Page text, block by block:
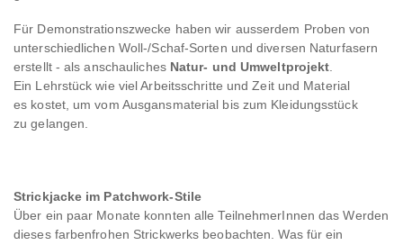
Für Demonstrationszwecke haben wir ausserdem Proben von
unterschiedlichen Woll-/Schaf-Sorten und diversen Naturfasern
erstellt - als anschauliches Natur- und Umweltprojekt
Ein Lehrstück wie viel Arbeitsschritte und Zeit und Material
es kostet, um vom Ausgansmaterial bis zum Kleidungsstück
zu gelangen.
Strickjacke im Patchwork-Stile
Über ein paar Monate konnten alle TeilnehmerInnen das Werden
dieses farbenfrohen Strickwerks beobachten. Was für ein